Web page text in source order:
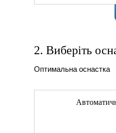
2. Виберіть
Оптимальна оснастка